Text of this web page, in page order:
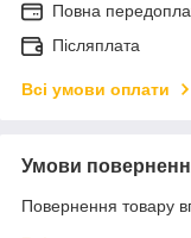
Повна
Післяплата
Всі умови оплати
Умови
Повернення товару